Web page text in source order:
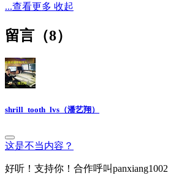
...查看更多 收起
留言（8）
shrill_tooth_lvs（潘艺翔）
这是不当内容？
好听！支持你！合作呼叫panxiang1002